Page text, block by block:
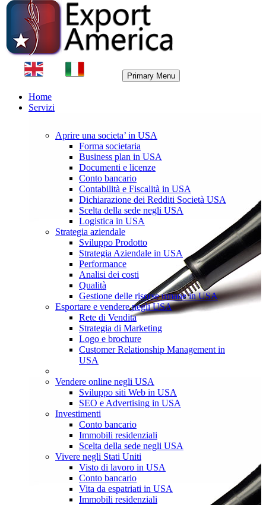
Primary Menu
Home
Servizi
Aprire una societa’ in USA
Forma societaria
Business plan in USA
Documenti e licenze
Conto bancario
Contabilità e Fiscalità in USA
Dichiarazione dei Redditi Società USA
Scelta della sede negli USA
Logistica in USA
Strategia aziendale
Sviluppo Prodotto
Strategia Aziendale in USA
Performance
Analisi dei costi
Qualità
Gestione delle risorse umane in USA
Esportare e vendere negli USA
Rete di Vendita
Strategia di Marketing
Logo e brochure
Customer Relationship Management in
USA
Vendere online negli USA
Sviluppo siti Web in USA
SEO e Advertising in USA
Investimenti
Conto bancario
Immobili residenziali
Scelta della sede negli USA
Vivere negli Stati Uniti
Visto di lavoro in USA
Conto bancario
Vita da espatriati in USA
Immobili residenziali